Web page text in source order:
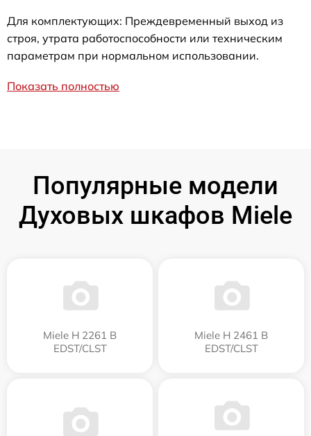
Для комплектующих: Преждевременный выход из
строя, утрата работоспособности или техническим
параметрам при нормальном использовании.
Показать полностью
Популярные модели
Духовых шкафов Miele
Miele H 2261 B
EDST/CLST
Miele H 2461 B
EDST/CLST